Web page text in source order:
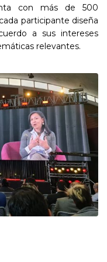
con más de 500
participante diseña
a sus intereses
relevantes.